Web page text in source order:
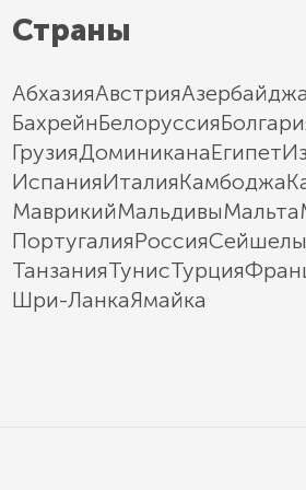
Страны
АбхазияАвстрия
БахрейнБелоруссия
ГрузияДоминиканаЕгипет
ИспанияИталияКамбоджа
МаврикийМальдивыМальта
ПортугалияРоссия
ТанзанияТунисТурция
Шри-ЛанкаЯмайка